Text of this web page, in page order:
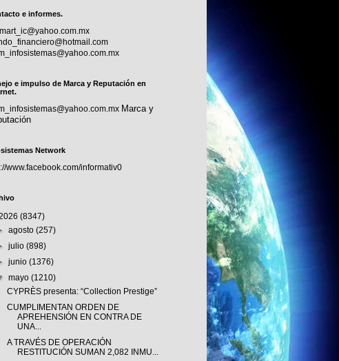
e informes.
e impulso de Marca y Reputación en
Marca y
Network
www.facebook.com/informativ0
(8347)
agosto(257)
julio(898)
junio(1376)
mayo(1210)
CYPRÈS presenta: “Collection Prestige”
CUMPLIMENTAN ORDEN DE
APREHENSIÓN EN CONTRA DE
UNA...
A TRAVÉS DE OPERACIÓN
RESTITUCIÓN SUMAN 2,082 INMU...